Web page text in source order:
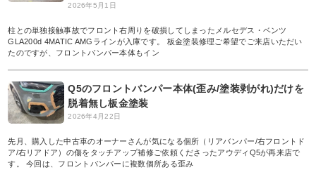
2026年5月1日
柱との単独接触事故でフロント右周りを破損してしまったメルセデス・ベンツ
GLA200d 4MATIC AMGラインが入庫です。 板金塗装修理ご希望でご来店いただい
たのですが、フロントバンパー本体もイン
Q5のフロントバンパー本体(歪み/塗装剥がれ)だけを
脱着無し板金塗装
2026年4月22日
先月、購入した中古車のオーナーさんが気になる個所（リアバンパー/右フロントド
ア/右リアドア）の傷をタッチアップ補修ご依頼くださったアウディQ5が再来店で
す。 今回は、フロントバンパーに複数個所ある歪み